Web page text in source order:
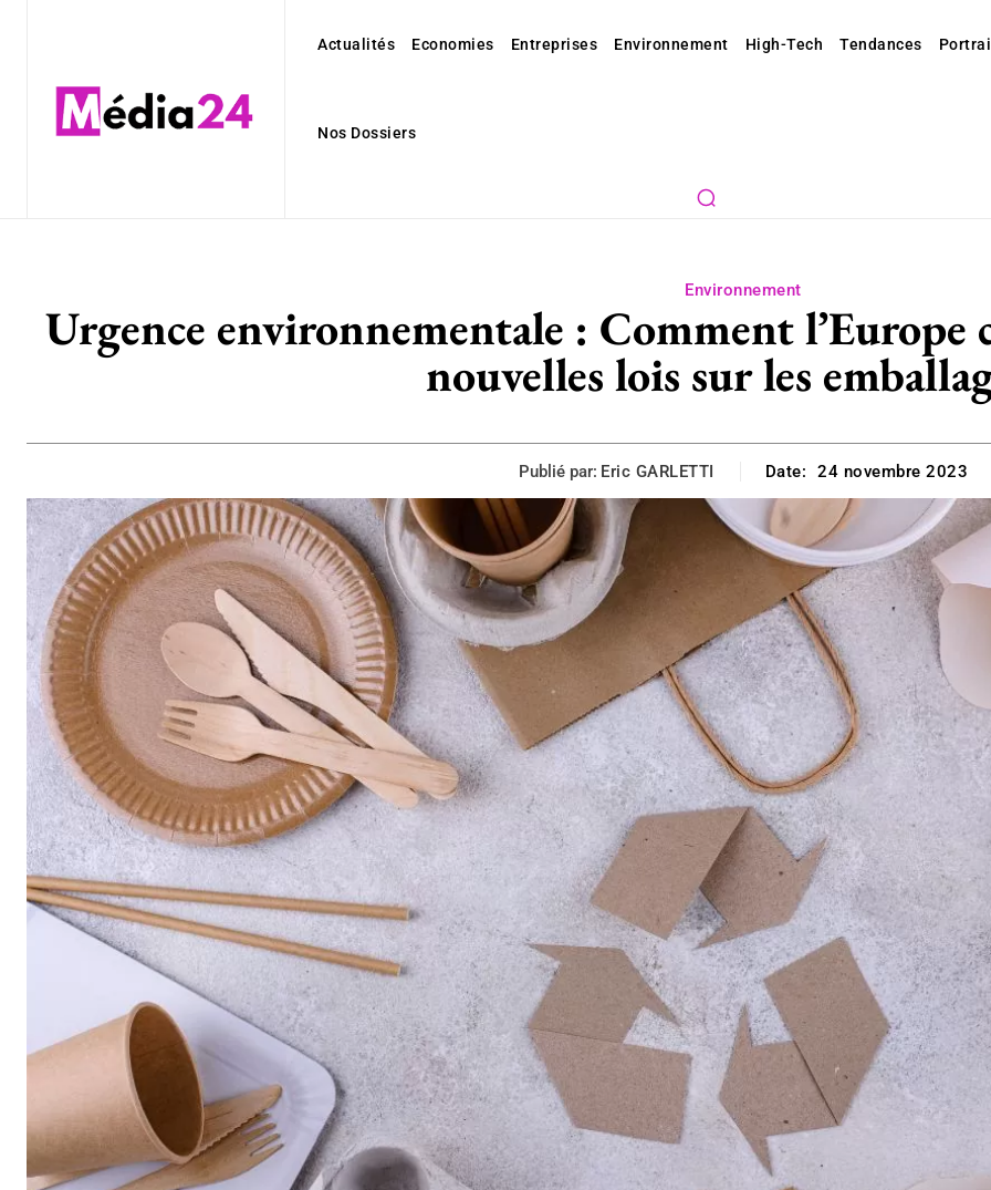
Actualités Economies Entreprises Environnement High-Tech Tendances
Nos Dossiers
Environnement
Urgence environnementale : Comment l’Europe
nouvelles lois sur les
Publié par: Eric GARLETTI Date: 24 novembre 2023